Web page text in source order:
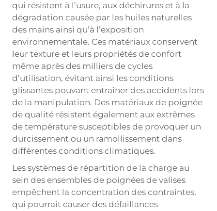
qui résistent à l’usure, aux déchirures et à la
dégradation causée par les huiles naturelles
des mains ainsi qu’à l’exposition
environnementale. Ces matériaux conservent
leur texture et leurs propriétés de confort
même après des milliers de cycles
d’utilisation, évitant ainsi les conditions
glissantes pouvant entraîner des accidents lors
de la manipulation. Des matériaux de poignée
de qualité résistent également aux extrêmes
de température susceptibles de provoquer un
durcissement ou un ramollissement dans
différentes conditions climatiques.
Les systèmes de répartition de la charge au
sein des ensembles de poignées de valises
empêchent la concentration des contraintes,
qui pourrait causer des défaillances